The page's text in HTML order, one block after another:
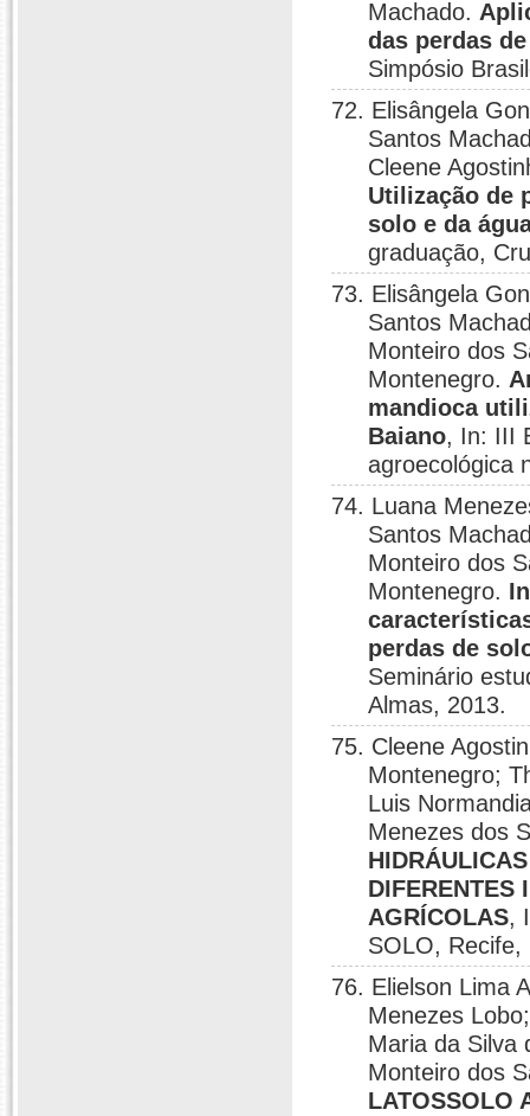
Machado.
das perdas
Simpósio
72. Elisângela
Santos
Cleene
Utilização de
solo e da
graduação,
73. Elisângela
Santos
Monteiro dos
Montenegro.
mandioca
Baiano, In: III
agroecológica
74. Luana
Santos
Monteiro dos
Montenegro.
perdas de
Seminário
Almas, 2013.
75. Cleene
Montenegro;
Luis
Menezes dos
DIFERENTES
AGRÍCOLAS,
SOLO, Recife,
76. Elielson Lima
Menezes
Maria da Silva
Monteiro dos
LATOSSOLO